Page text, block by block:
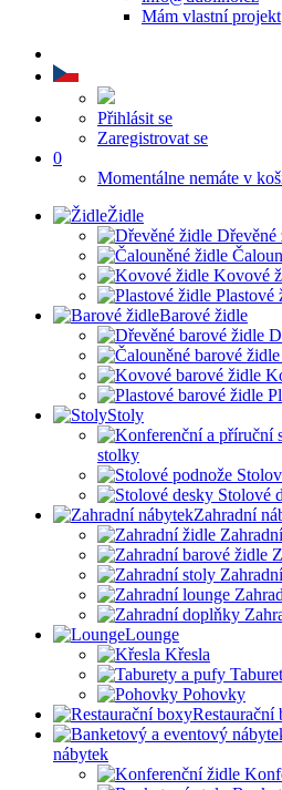
Mám vlastní projekt
Přihlásit se
Zaregistrovat se
0
Momentálne nemáte v
Židle
Dřevěné
Kovové
Plastové
Barové židle
Stoly
stolky
Stolové
Zahradní
Lounge
Křesla
Pohovky
Restaurační
nábytek